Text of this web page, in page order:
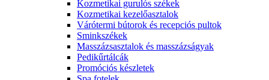
Kozmetikai gurulós székek
Kozmetikai kezelőasztalok
Várótermi bútorok és recepciós pultok
Sminkszékek
Masszázsasztalok és masszázságyak
Pedikűrtálcák
Promóciós készletek